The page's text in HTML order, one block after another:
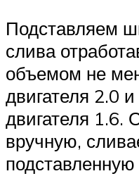
Подставляем
слива
объемом не
двигателя 2.0
двигателя 1.6.
вручную,
подставленную